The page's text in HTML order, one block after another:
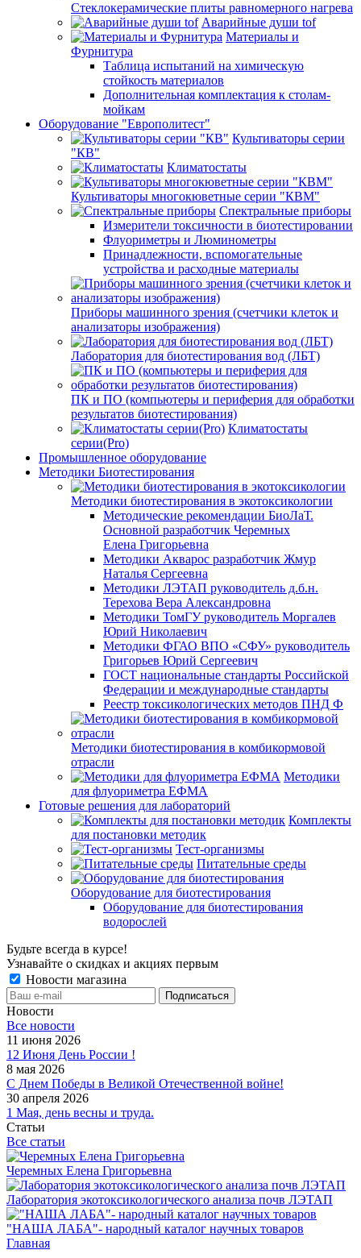
Стеклокерамические плиты равномерного нагрева
Аварийные души tof
Материалы и
Фурнитура
Таблица испытаний на химическую
стойкость материалов
Дополнительная комплектация к столам-
мойкам
Оборудование "Европолитест"
Культиваторы серии
"КВ"
Климатостаты
Культиваторы многокюветные серии "КВМ"
Спектральные приборы
Измерители токсичности в биотестировании
Флуориметры и Люминометры
Принадлежности, вспомогательные
устройства и расходные материалы
Приборы машинного зрения (счетчики клеток и
анализаторы изображения)
Лаборатория для биотестирования вод (ЛБТ)
ПК и ПО (компьютеры и периферия для обработки
результатов биотестирования)
Климатостаты
серии(Pro)
Промышленное оборудование
Методики Биотестирования
Методики биотестирования в экотоксикологии
Методические рекомендации БиоЛаТ.
Основной разработчик Черемных
Елена Григорьевна
Методики Акварос разработчик Жмур
Наталья Сергеевна
Методики ЛЭТАП руководитель д.б.н.
Терехова Вера Александровна
Методики ТомГУ руководитель Моргалев
Юрий Николаевич
Методики ФГАО ВПО «СФУ» руководитель
Григорьев Юрий Сергеевич
ГОСТ национальные стандарты Российской
Федерации и международные стандарты
Реестр токсикологических методов ПНД Ф
Методики биотестирования в комбикормовой
отрасли
Методики
для флуориметра ЕФМА
Готовые решения для лабораторий
Комплекты
для постановки методик
Тест-организмы
Питательные среды
Оборудование для биотестирования
Оборудование для биотестирования
водорослей
Будьте всегда в курсе!
Узнавайте о скидках и акциях первым
Новости магазина
Новости
Все новости
11 июня 2026
12 Июня День России !
8 мая 2026
С Днем Победы в Великой Отечественной войне!
30 апреля 2026
1 Мая, день весны и труда.
Статьи
Все статьи
Черемных Елена Григорьевна
Лаборатория экотоксикологического анализа почв ЛЭТАП
"НАША ЛАБА"- народный каталог научных товаров
Главная